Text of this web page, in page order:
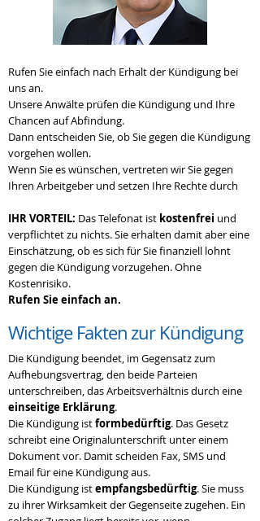
Rufen Sie einfach nach Erhalt der Kündigung bei
uns an.
Unsere Anwälte prüfen die Kündigung und Ihre
Chancen auf Abfindung.
Dann entscheiden Sie, ob Sie gegen die Kündigung
vorgehen wollen.
Wenn Sie es wünschen, vertreten wir Sie gegen
Ihren Arbeitgeber und setzen Ihre Rechte durch
IHR VORTEIL: Das Telefonat ist kostenfrei und
verpflichtet zu nichts. Sie erhalten damit aber eine
Einschätzung, ob es sich für Sie finanziell lohnt
gegen die Kündigung vorzugehen. Ohne
Kostenrisiko.
Rufen Sie einfach an.
Wichtige Fakten zur Kündigung
Die Kündigung beendet, im Gegensatz zum
Aufhebungsvertrag, den beide Parteien
unterschreiben, das Arbeitsverhältnis durch eine
einseitige Erklärung.
Die Kündigung istformbedürftig. Das Gesetz
schreibt eine Originalunterschrift unter einem
Dokument vor. Damit scheiden Fax, SMS und
Email für eine Kündigung aus.
Die Kündigung istempfangsbedürftig. Sie muss
zu ihrer Wirksamkeit der Gegenseite zugehen. Ein